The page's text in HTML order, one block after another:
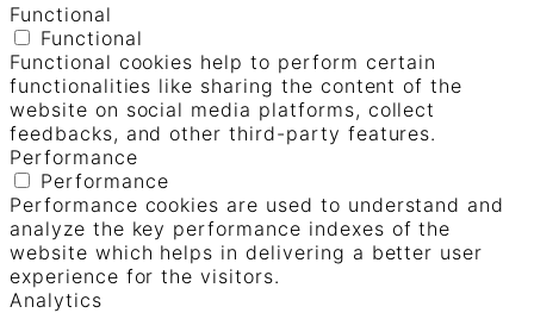
Functional
Functional
Functional cookies help to perform certain
functionalities like sharing the content of the
website on social media platforms, collect
feedbacks, and other third-party features.
Performance
Performance
Performance cookies are used to understand and
analyze the key performance indexes of the
website which helps in delivering a better user
experience for the visitors.
Analytics